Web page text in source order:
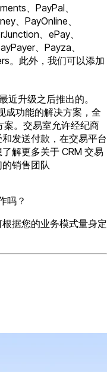
、PayPal、
、PayOnline、
、ePay、
、Payza、
。此外，我们可以添加
近升级之后推出的。
成功能的解决方案，全
。交易室允许经纪商
发送付款，在交易平台
解更多关于 CRM 交易
销售团队
吗？
据您的业务模式量身定